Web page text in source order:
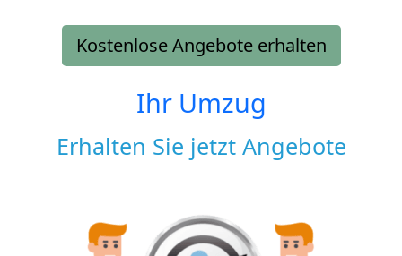
Kostenlose Angebote erhalten
Ihr Umzug
Erhalten Sie jetzt Angebote